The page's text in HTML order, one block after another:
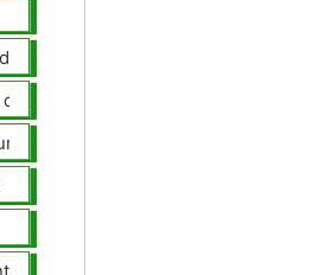
seguros de automóviles
de coche